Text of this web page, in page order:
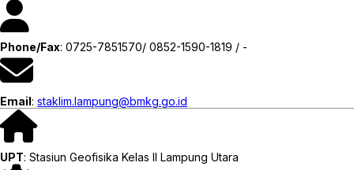
Phone/Fax: 0725-7851570/ 0852-1590-1819 / -
Email: staklim.lampung@bmkg.go.id
UPT: Stasiun Geofisika Kelas II Lampung Utara